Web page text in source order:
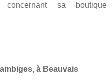
sa boutique
à Beauvais